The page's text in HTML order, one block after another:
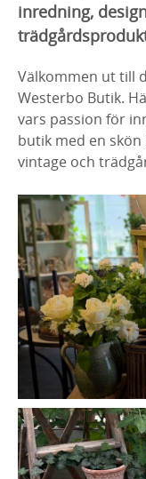
inredning,
Välkommen ut till
Westerbo Butik.
vars passion för
butik med en
vintage och